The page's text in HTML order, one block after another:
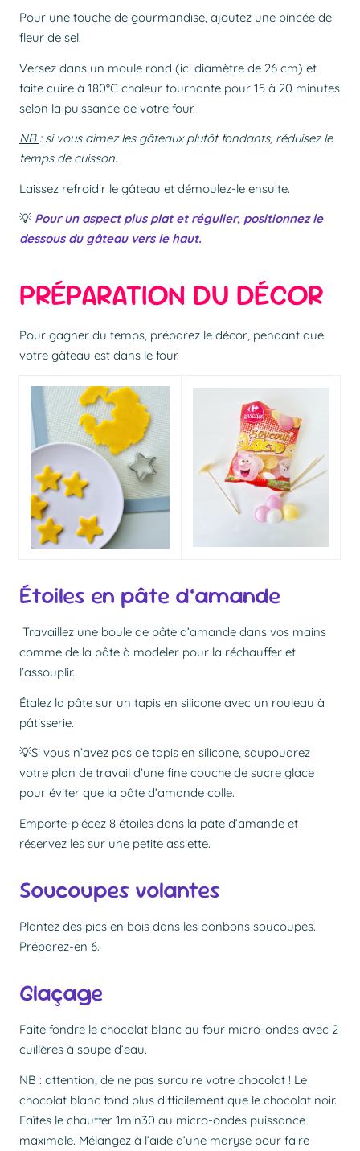
Pour une touche de gourmandise, ajoutez une pincée de
fleur de sel.
Versez dans un moule rond (ici diamètre de 26 cm) et
faite cuire à 180°C chaleur tournante pour 15 à 20 minutes
selon la puissance de votre four.
NB : si vous aimez les gâteaux plutôt fondants, réduisez le
temps de cuisson.
Laissez refroidir le gâteau et démoulez-le ensuite.
💡 Pour un aspect plus plat et régulier, positionnez le
dessous du gâteau vers le haut.
PRÉPARATION DU DÉCOR
Pour gagner du temps, préparez le décor, pendant que
votre gâteau est dans le four.
Étoiles en pâte d’amande
Travaillez une boule de pâte d’amande dans vos mains
comme de la pâte à modeler pour la réchauffer et
l’assouplir.
Étalez la pâte sur un tapis en silicone avec un rouleau à
pâtisserie.
💡Si vous n’avez pas de tapis en silicone, saupoudrez
votre plan de travail d’une fine couche de sucre glace
pour éviter que la pâte d’amande colle.
Emporte-piécez 8 étoiles dans la pâte d’amande et
réservez les sur une petite assiette.
Soucoupes volantes
Plantez des pics en bois dans les bonbons soucoupes.
Préparez-en 6.
Glaçage
Faîte fondre le chocolat blanc au four micro-ondes avec 2
cuillères à soupe d’eau.
NB : attention, de ne pas surcuire votre chocolat ! Le
chocolat blanc fond plus difficilement que le chocolat noir.
Faîtes le chauffer 1min30 au micro-ondes puissance
maximale. Mélangez à l’aide d’une maryse pour faire